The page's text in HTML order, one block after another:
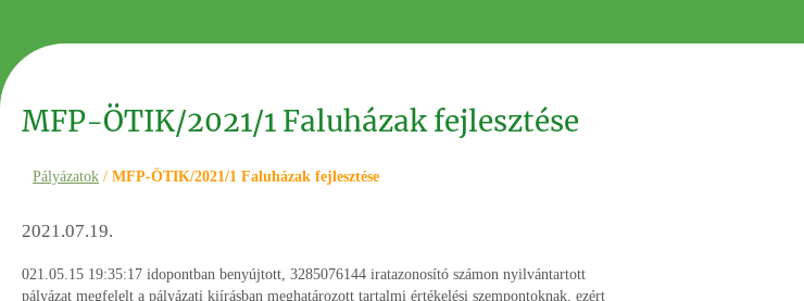
MFP-ÖTIK/2021/1 Faluházak fejlesztése
Pályázatok / MFP-ÖTIK/2021/1 Faluházak fejlesztése
2021.07.19.
021.05.15 19:35:17 idopontban benyújtott, 3285076144 iratazonosító számon nyilvántartott
pályázat megfelelt a pályázati kiírásban meghatározott tartalmi értékelési szempontoknak, ezért